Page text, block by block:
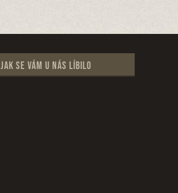
Jak se vám u nás líbilo